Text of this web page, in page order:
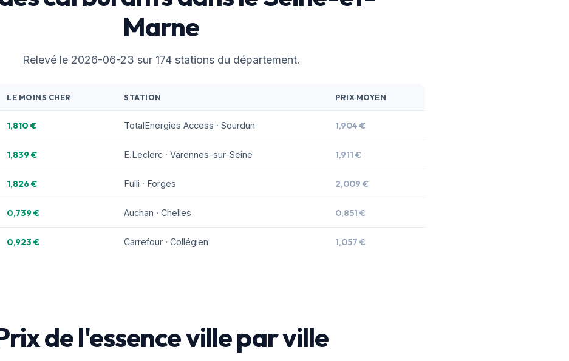
Marne
Relevé le 2026-06-23 sur 174 stations du département.
LE MOINS CHER STATION PRIX MOYEN
1,810 € TotalEnergies Access · Sourdun 1,904 €
1,839 € E.Leclerc · Varennes-sur-Seine 1,911 €
1,826 € Fulli · Forges 2,009 €
0,739 € Auchan · Chelles 0,851 €
0,923 € Carrefour · Collégien 1,057 €
de l'essence ville par ville